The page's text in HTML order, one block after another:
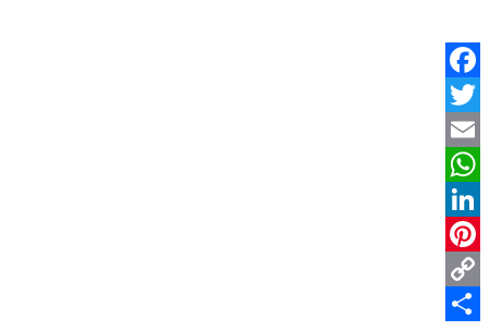
Facebook
Twitter
Email
WhatsApp
LinkedIn
Pinterest
Copy